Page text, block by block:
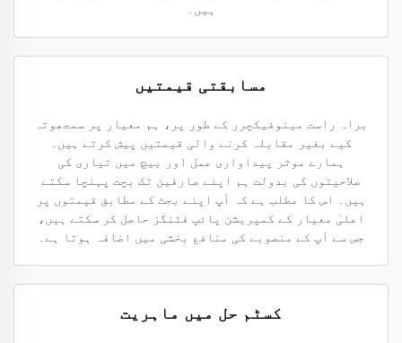
ہیں۔
مسابقتی قیمتیں
براہ راست مینوفیکچرر کے طور پر، ہم معیار پر سمجھوتہ
کیے بغیر مقابلہ کرنے والی قیمتیں پیش کرتے ہیں۔
ہمارے موثر پیداواری عمل اور بیچ میں تیاری کی
صلاحیتوں کی بدولت ہم اپنے صارفین تک بچت پہنچا سکتے
ہیں۔ اس کا مطلب ہے کہ آپ اپنے بجٹ کے مطابق قیمتوں پر
اعلیٰ معیار کے کمپریشن پائپ فٹنگز حاصل کر سکتے ہیں،
جس سے آپ کے منصوبے کی منافع بخشی میں اضافہ ہوتا ہے۔
کسٹم حل میں ماہریت